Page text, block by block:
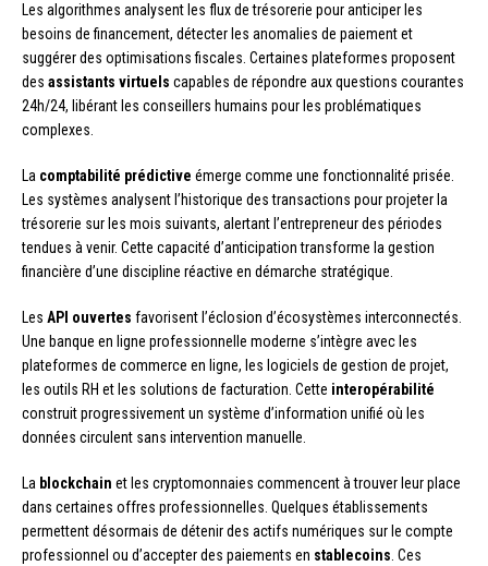
Les algorithmes analysent les flux de trésorerie pour anticiper les
besoins de financement, détecter les anomalies de paiement et
suggérer des optimisations fiscales. Certaines plateformes proposent
des assistants virtuels capables de répondre aux questions courantes
24h/24, libérant les conseillers humains pour les problématiques
complexes.
La comptabilité prédictive émerge comme une fonctionnalité prisée.
Les systèmes analysent l’historique des transactions pour projeter la
trésorerie sur les mois suivants, alertant l’entrepreneur des périodes
tendues à venir. Cette capacité d’anticipation transforme la gestion
financière d’une discipline réactive en démarche stratégique.
Les API ouvertes favorisent l’éclosion d’écosystèmes interconnectés.
Une banque en ligne professionnelle moderne s’intègre avec les
plateformes de commerce en ligne, les logiciels de gestion de projet,
les outils RH et les solutions de facturation. Cette interopérabilité
construit progressivement un système d’information unifié où les
données circulent sans intervention manuelle.
La blockchain et les cryptomonnaies commencent à trouver leur place
dans certaines offres professionnelles. Quelques établissements
permettent désormais de détenir des actifs numériques sur le compte
professionnel ou d’accepter des paiements en stablecoins. Ces